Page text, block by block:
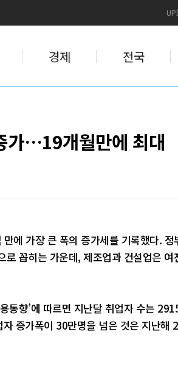
경제 전국
가…19개월만에 최대
에 가장 큰 폭의 증가세를 기록했다. 정
꼽히는 가운데, 제조업과 건설업은 여
동향’에 따르면 지난달 취업자 수는
증가폭이 30만명을 넘은 것은 지난해